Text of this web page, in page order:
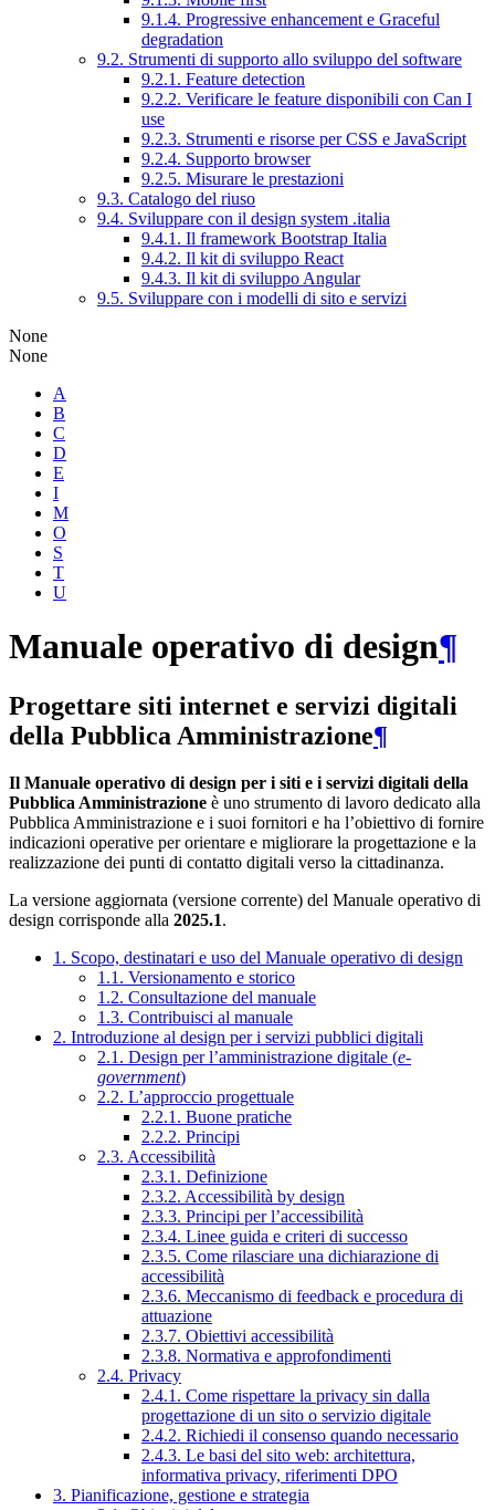
9.1.4. Progressive enhancement e Graceful
degradation
9.2. Strumenti di supporto allo sviluppo del software
9.2.1. Feature detection
9.2.2. Verificare le feature disponibili con Can I
use
9.2.3. Strumenti e risorse per CSS e JavaScript
9.2.4. Supporto browser
9.2.5. Misurare le prestazioni
9.3. Catalogo del riuso
9.4. Sviluppare con il design system .italia
9.4.1. Il framework Bootstrap Italia
9.4.2. Il kit di sviluppo React
9.4.3. Il kit di sviluppo Angular
9.5. Sviluppare con i modelli di sito e servizi
None
None
A
B
C
D
E
I
M
O
S
T
U
Manuale operativo di design¶
Progettare siti internet e servizi digitali
della Pubblica Amministrazione¶
Il Manuale operativo di design per i siti e i servizi digitali della
Pubblica Amministrazione è uno strumento di lavoro dedicato alla
Pubblica Amministrazione e i suoi fornitori e ha l’obiettivo di fornire
indicazioni operative per orientare e migliorare la progettazione e la
realizzazione dei punti di contatto digitali verso la cittadinanza.
La versione aggiornata (versione corrente) del Manuale operativo di
design corrisponde alla 2025.1.
1. Scopo, destinatari e uso del Manuale operativo di design
1.1. Versionamento e storico
1.2. Consultazione del manuale
1.3. Contribuisci al manuale
2. Introduzione al design per i servizi pubblici digitali
2.1. Design per l’amministrazione digitale (e-
government)
2.2. L’approccio progettuale
2.2.1. Buone pratiche
2.2.2. Principi
2.3. Accessibilità
2.3.1. Definizione
2.3.2. Accessibilità by design
2.3.3. Principi per l’accessibilità
2.3.4. Linee guida e criteri di successo
2.3.5. Come rilasciare una dichiarazione di
accessibilità
2.3.6. Meccanismo di feedback e procedura di
attuazione
2.3.7. Obiettivi accessibilità
2.3.8. Normativa e approfondimenti
2.4. Privacy
2.4.1. Come rispettare la privacy sin dalla
progettazione di un sito o servizio digitale
2.4.2. Richiedi il consenso quando necessario
2.4.3. Le basi del sito web: architettura,
informativa privacy, riferimenti DPO
3. Pianificazione, gestione e strategia